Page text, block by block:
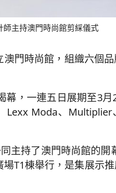
主持澳門時尚館剪綵儀式
門時尚館，組織六個
，一連五日展期至3
Moda、Multiplier
主持了澳門時尚館的開
T1棟舉行，是集展示